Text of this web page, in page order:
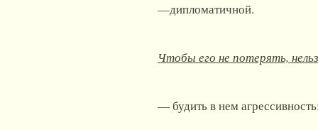
—дипломатичной.
Чтобы его не потерять,
— будить в нем